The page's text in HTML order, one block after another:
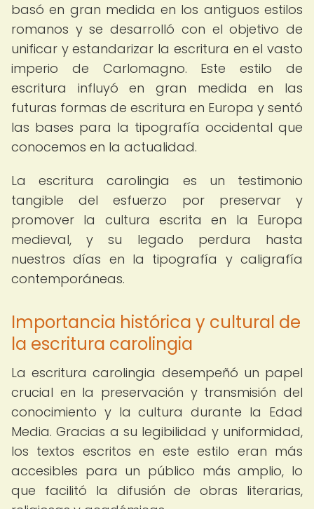
basó en gran medida en los antiguos estilos
romanos y se desarrolló con el objetivo de
unificar y estandarizar la escritura en el vasto
imperio de Carlomagno. Este estilo de
escritura influyó en gran medida en las
futuras formas de escritura en Europa y sentó
las bases para la tipografía occidental que
conocemos en la actualidad.
La escritura carolingia es un testimonio
tangible del esfuerzo por preservar y
promover la cultura escrita en la Europa
medieval, y su legado perdura hasta
nuestros días en la tipografía y caligrafía
contemporáneas.
Importancia histórica y cultural de
la escritura carolingia
La escritura carolingia desempeñó un papel
crucial en la preservación y transmisión del
conocimiento y la cultura durante la Edad
Media. Gracias a su legibilidad y uniformidad,
los textos escritos en este estilo eran más
accesibles para un público más amplio, lo
que facilitó la difusión de obras literarias,